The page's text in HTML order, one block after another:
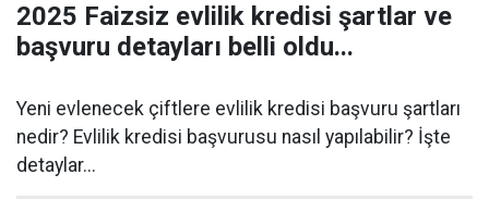
2025 Faizsiz evlilik kredisi şartlar ve
başvuru detayları belli oldu...
Yeni evlenecek çiftlere evlilik kredisi başvuru şartları
nedir? Evlilik kredisi başvurusu nasıl yapılabilir? İşte
detaylar...